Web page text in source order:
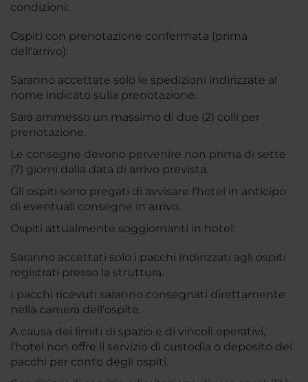
condizioni:
Ospiti con prenotazione confermata (prima
dell'arrivo):
Saranno accettate solo le spedizioni indirizzate al
nome indicato sulla prenotazione.
Sarà ammesso un massimo di due (2) colli per
prenotazione.
Le consegne devono pervenire non prima di sette
(7) giorni dalla data di arrivo prevista.
Gli ospiti sono pregati di avvisare l'hotel in anticipo
di eventuali consegne in arrivo.
Ospiti attualmente soggiornanti in hotel:
Saranno accettati solo i pacchi indirizzati agli ospiti
registrati presso la struttura.
I pacchi ricevuti saranno consegnati direttamente
nella camera dell'ospite.
A causa dei limiti di spazio e di vincoli operativi,
l’hotel non offre il servizio di custodia o deposito dei
pacchi per conto degli ospiti.